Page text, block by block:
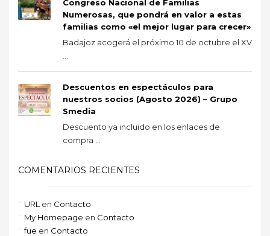
Congreso Nacional de Familias
Numerosas, que pondrá en valor a estas
familias como «el mejor lugar para crecer»
Badajoz acogerá el próximo 10 de octubre el XV
Descuentos en espectáculos para
nuestros socios (Agosto 2026) – Grupo
Smedia
Descuento ya incluido en los enlaces de
compra ...
COMENTARIOS RECIENTES
URL en Contacto
My Homepage en Contacto
fue en Contacto